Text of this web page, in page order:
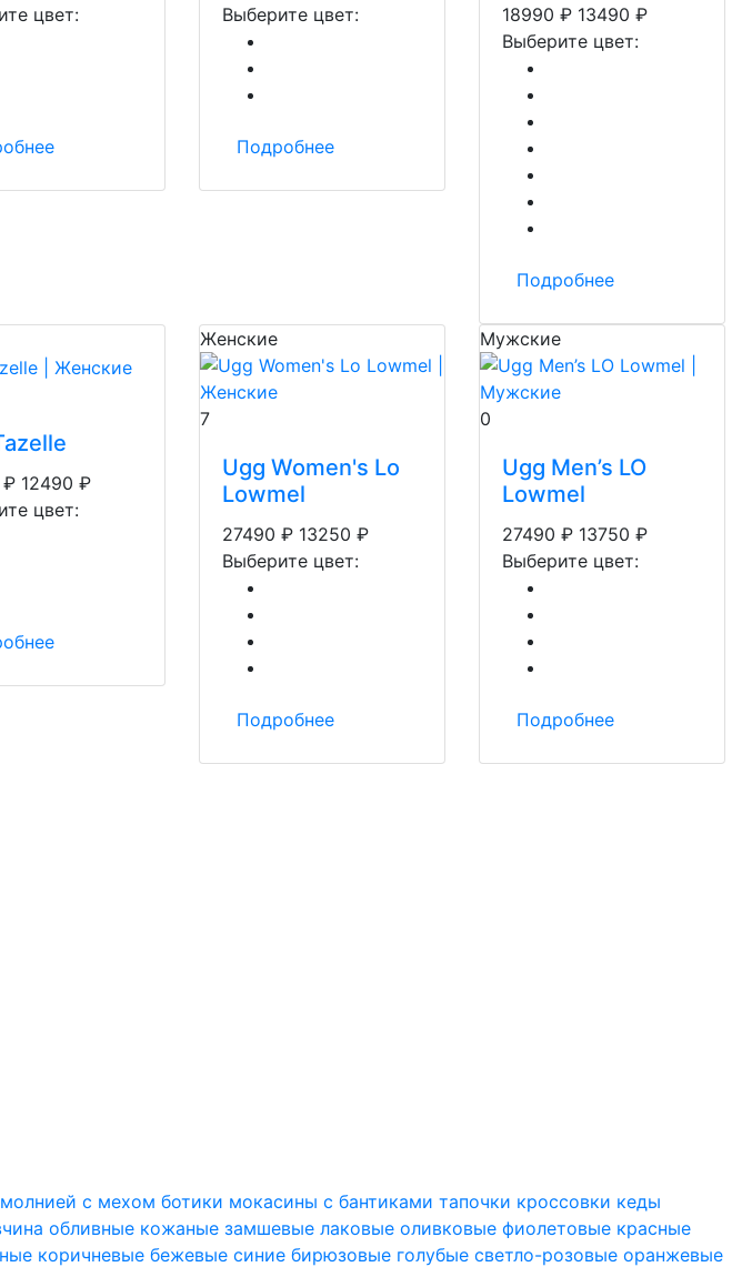
цвет:
Выберите цвет:
Подробнее
18990 ₽ 13490 ₽
Выберите цвет:
Подробнее
₽ 12490 ₽
цвет:
Женские
7
Ugg Women's Lo
Lowmel
27490 ₽ 13250 ₽
Выберите цвет:
Подробнее
Мужские
0
Ugg Men’s LO
Lowmel
27490 ₽ 13750 ₽
Выберите цвет:
Подробнее
с мехом ботики мокасины с бантиками тапочки кроссовки кеды
обливные кожаные замшевые лаковые оливковые фиолетовые красные
коричневые бежевые синие бирюзовые голубые светло-розовые оранжевые